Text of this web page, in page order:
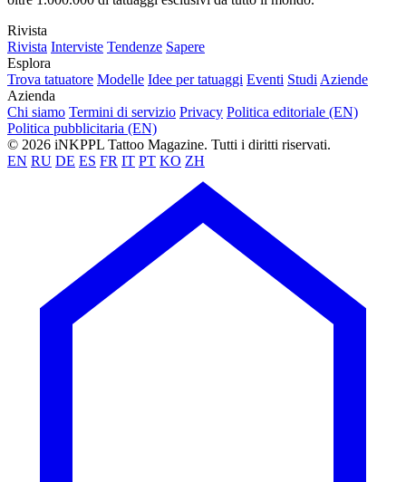
Rivista
Rivista Interviste Tendenze Sapere
Esplora
Trova tatuatore Modelle Idee per tatuaggi Eventi Studi Aziende
Azienda
Chi siamo Termini di servizio Privacy Politica editoriale (EN)
Politica pubblicitaria (EN)
© 2026 iNKPPL Tattoo Magazine. Tutti i diritti riservati.
EN RU DE ES FR IT PT KO ZH